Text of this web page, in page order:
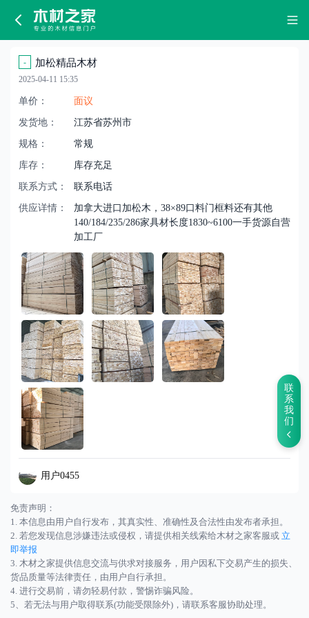
联
系
我
们
加
松
- 加松精品木材
2025-04-11 15:35
单价： 面议
发货地： 江苏省苏州市
规格： 常规
库存： 库存充足
联系方式： 联系电话
供应详情：
加拿大进口加松木，38×89口料门框料还有其他
140/184/235/286家具材长度1830~6100一手货源自营
加工厂
用户0455
免责声明：
1. 本信息由用户自行发布，其真实性、准确性及合法性由发布者承担。
2. 若您发现信息涉嫌违法或侵权，请提供相关线索给木材之家客服或 立
即举报
3. 木材之家提供信息交流与供求对接服务，用户因私下交易产生的损失、
货品质量等法律责任，由用户自行承担。
4. 进行交易前，请勿轻易付款，警惕诈骗风险。
5、若无法与用户取得联系(功能受限除外)，请联系客服协助处理。